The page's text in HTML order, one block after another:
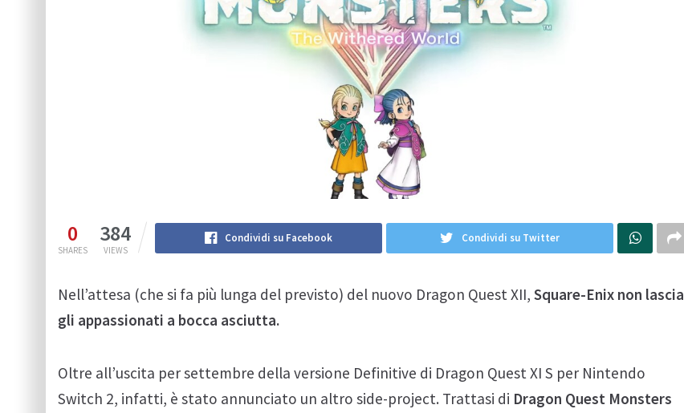
0
SHARES
384
VIEWS
Condividi su Facebook Condividi su Twitter
Nell’attesa (che si fa più lunga del previsto) del nuovo Dragon Quest XII, Square-Enix non lascia
gli appassionati a bocca asciutta.
Oltre all’uscita per settembre della versione Definitive di Dragon Quest XI S per Nintendo
Switch 2, infatti, è stato annunciato un altro side-project. Trattasi di Dragon Quest Monsters